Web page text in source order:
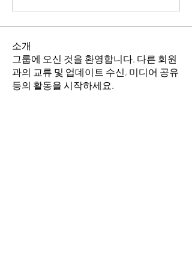
소개
그룹에 오신 것을 환영합니다. 다른 회원
과의 교류 및 업데이트 수신, 미디어 공유
등의 활동을 시작하세요.